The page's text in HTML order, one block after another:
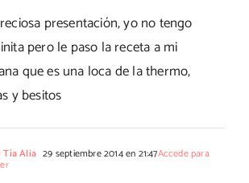
presentación, yo no tengo
pero le paso la receta a mi
que es una loca de la thermo,
y besitos
Tía Alia 29 septiembre 2014 en 21:47Accede para